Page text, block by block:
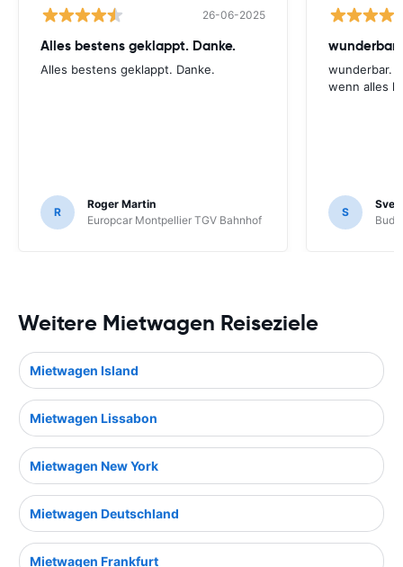
26-06-2025
Alles bestens geklappt. Danke.
Alles bestens geklappt. Danke.
R
Roger Martin
Europcar Montpellier TGV Bahnhof
wunderbar.
wenn alles
S
Weitere Mietwagen Reiseziele
Mietwagen Island
Mietwagen Lissabon
Mietwagen New York
Mietwagen Deutschland
Mietwagen Frankfurt